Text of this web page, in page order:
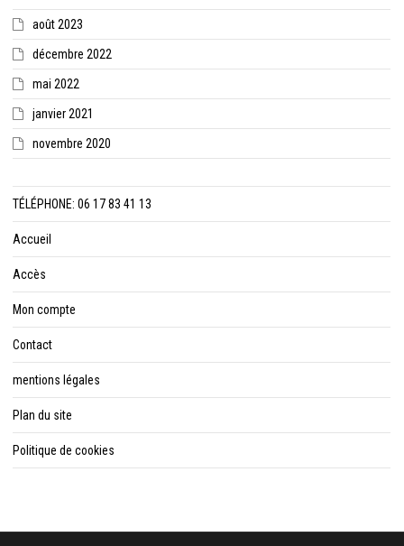
août 2023
décembre 2022
mai 2022
janvier 2021
novembre 2020
TÉLÉPHONE: 06 17 83 41 13
Accueil
Accès
Mon compte
Contact
mentions légales
Plan du site
Politique de cookies